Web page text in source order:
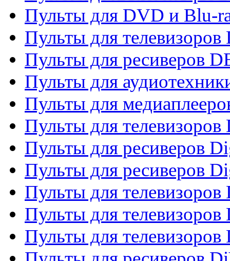
Пульты для DVD и Blu-
Пульты для телевизоров
Пульты для ресиверов
Пульты для
Пульты для
Пульты для телевизоров
Пульты для ресиверов
Пульты для ресиверов
Пульты для
Пульты для
Пульты для телевизоров